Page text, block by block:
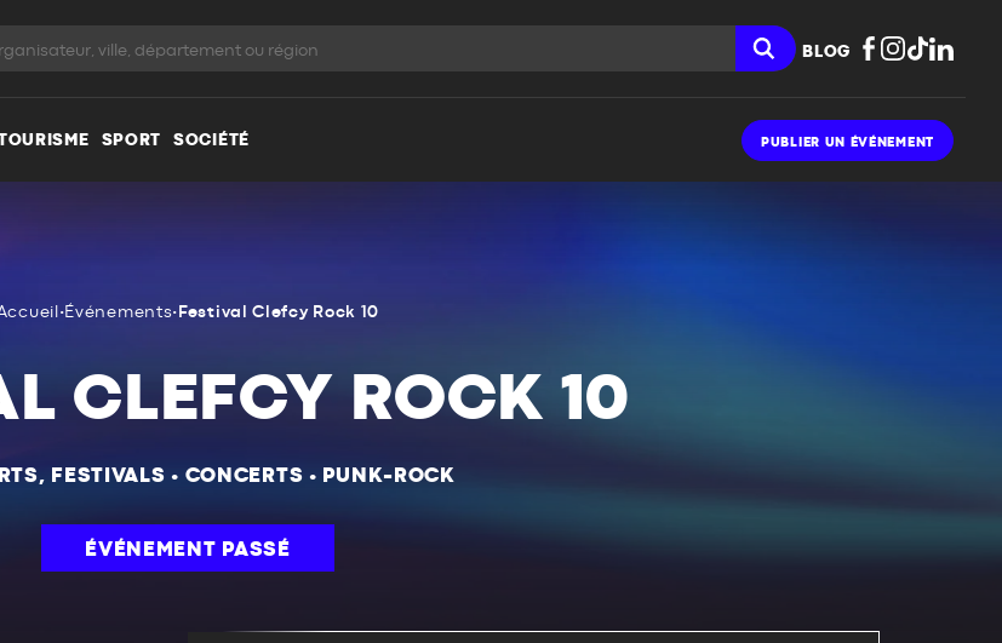
BLOG
SPORT SOCIÉTÉ PUBLIER UN ÉVÉNEMENT
•Événements• Festival Clefcy Rock 10
CLEFCY ROCK 10
FESTIVALS • CONCERTS • PUNK-ROCK
ÉVÉNEMENT PASSÉ